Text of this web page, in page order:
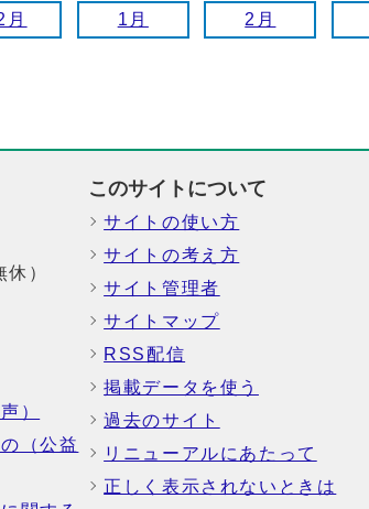
月 1月 2月
）
）
（公益
このサイトについて
サイトの使い方
サイトの考え方
サイト管理者
サイトマップ
RSS配信
掲載データを使う
過去のサイト
リニューアルにあたって
正しく表示されないときは